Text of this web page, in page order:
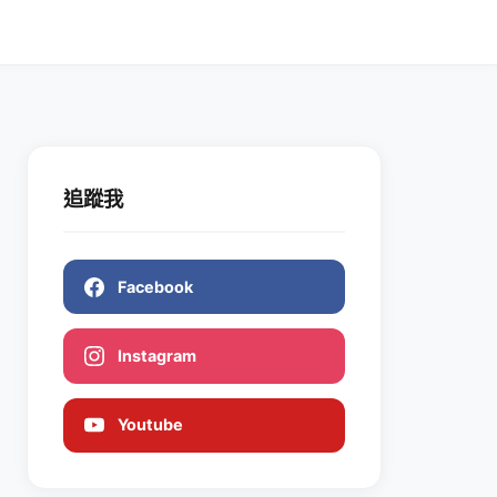
追蹤我
Facebook
Instagram
Youtube